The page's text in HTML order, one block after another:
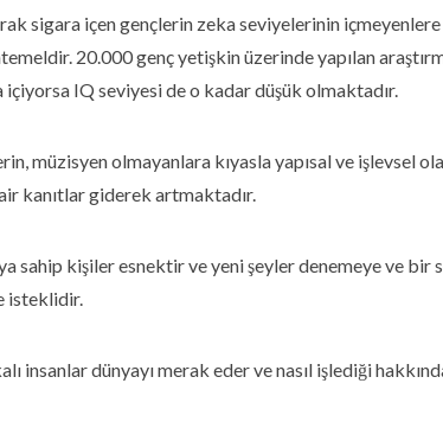
sigara içen gençlerin zeka seviyelerinin
20.000 genç yetişkin üzerinde yapılan
içiyorsa IQ seviyesi de o kadar düşük olmaktadır.
müzisyen olmayanlara kıyasla yapısal ve işlevsel
kanıtlar giderek artmaktadır.
sahip kişiler esnektir ve yeni şeyler denemeye ve bir
isteklidir.
insanlar dünyayı merak eder ve nasıl işlediği